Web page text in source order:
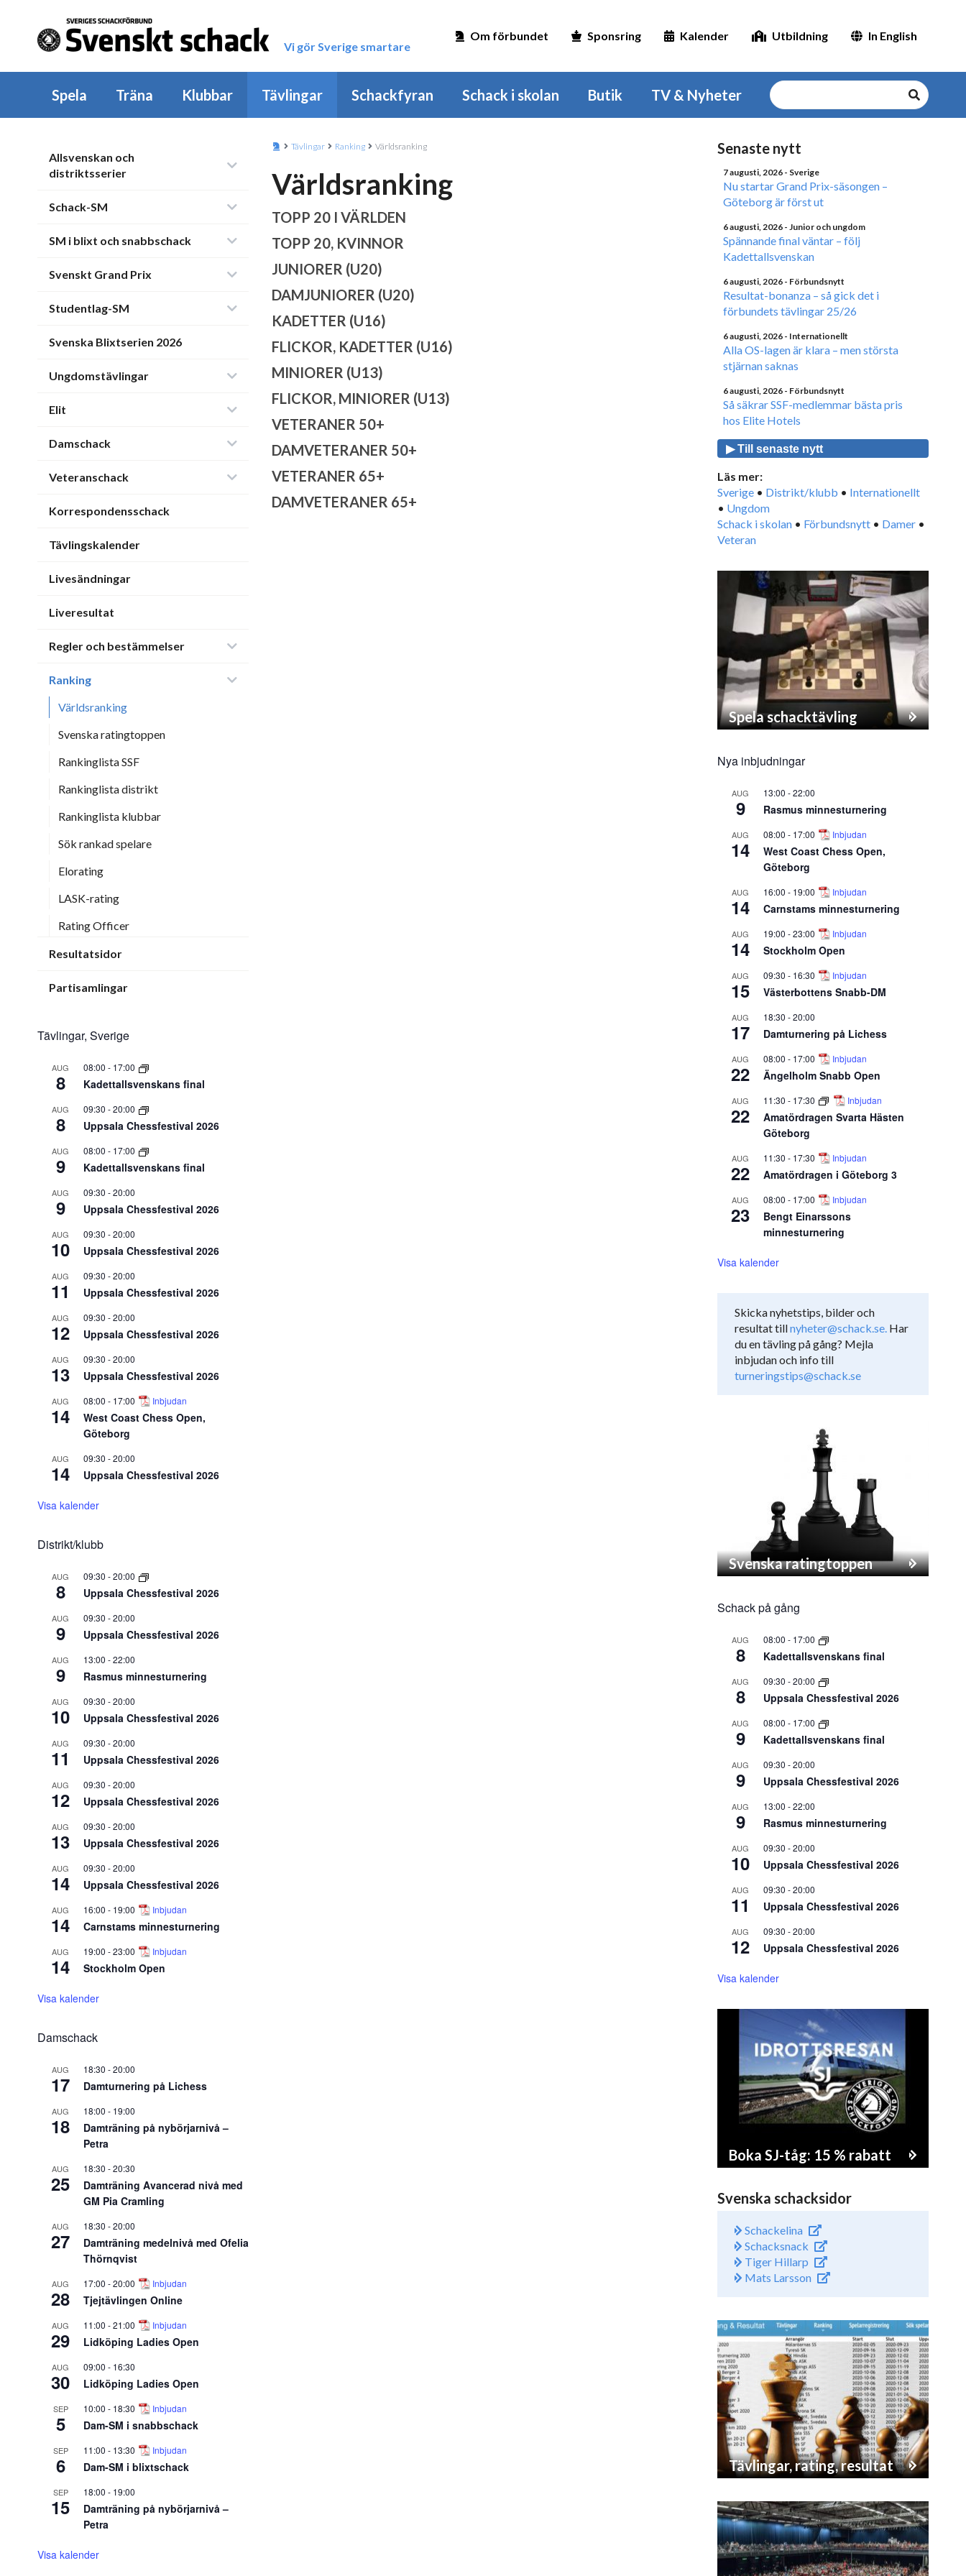
Vi gör Sverige smartare
Om förbundet Sponsring Kalender Utbildning In English
Spela Träna Klubbar Tävlingar Schackfyran Schack i skolan Butik TV & Nyheter
Allsvenskan och
distriktsserier
Schack-SM
SM i blixt och snabbschack
Svenskt Grand Prix
Studentlag-SM
Svenska Blixtserien 2026
Ungdomstävlingar
Elit
Damschack
Veteranschack
Korrespondensschack
Tävlingskalender
Livesändningar
Liveresultat
Regler och bestämmelser
Ranking
Världsranking
Svenska ratingtoppen
Rankinglista SSF
Rankinglista distrikt
Rankinglista klubbar
Sök rankad spelare
Elorating
LASK-rating
Rating Officer
Resultatsidor
Partisamlingar
Tävlingar, Sverige
AUG
8
08:00 - 17:00
Kadettallsvenskans final
AUG
8
09:30 -20:00
Uppsala Chessfestival 2026
AUG
9
08:00 - 17:00
Kadettallsvenskans final
AUG
9
09:30 -20:00
Uppsala Chessfestival 2026
AUG
10
09:30 -20:00
Uppsala Chessfestival 2026
AUG
11
09:30 -20:00
Uppsala Chessfestival 2026
AUG
12
09:30 -20:00
Uppsala Chessfestival 2026
AUG
13
09:30 -20:00
Uppsala Chessfestival 2026
AUG
14
08:00 - 17:00 Inbjudan
West Coast Chess Open,
Göteborg
AUG
14
09:30 -20:00
Uppsala Chessfestival 2026
Visa kalender
Distrikt/klubb
AUG
8
09:30 -20:00
Uppsala Chessfestival 2026
AUG
9
09:30 -20:00
Uppsala Chessfestival 2026
AUG
9
13:00 -22:00
Rasmus minnesturnering
AUG
10
09:30 -20:00
Uppsala Chessfestival 2026
AUG
11
09:30 -20:00
Uppsala Chessfestival 2026
AUG
12
09:30 -20:00
Uppsala Chessfestival 2026
AUG
13
09:30 -20:00
Uppsala Chessfestival 2026
AUG
14
09:30 -20:00
Uppsala Chessfestival 2026
AUG
14
16:00 - 19:00 Inbjudan
Carnstams minnesturnering
AUG
14
19:00 -23:00 Inbjudan
Stockholm Open
Visa kalender
Damschack
AUG
17
18:30 -20:00
Damturnering på Lichess
AUG
18
18:00 - 19:00
Damträning på nybörjarnivå –
Petra
AUG
25
18:30 -20:30
Damträning Avancerad nivå med
GM Pia Cramling
AUG
27
18:30 -20:00
Damträning medelnivå med Ofelia
Thörnqvist
AUG
28
17:00 -20:00 Inbjudan
Tjejtävlingen Online
AUG
29
11:00 -21:00 Inbjudan
Lidköping Ladies Open
AUG
30
09:00 - 16:30
Lidköping Ladies Open
SEP
5
10:00 - 18:30 Inbjudan
Dam-SM i snabbschack
SEP
6
11:00 - 13:30 Inbjudan
Dam-SM i blixtschack
SEP
15
18:00 - 19:00
Damträning på nybörjarnivå –
Petra
Visa kalender
Tävlingar Ranking Världsranking
Världsranking
TOPP 20 I VÄRLDEN
TOPP 20, KVINNOR
JUNIORER (U20)
DAMJUNIORER (U20)
KADETTER (U16)
FLICKOR, KADETTER (U16)
MINIORER (U13)
FLICKOR, MINIORER (U13)
VETERANER 50+
DAMVETERANER 50+
VETERANER 65+
DAMVETERANER 65+
Senaste nytt
7 augusti, 2026 - Sverige
Nu startar Grand Prix-säsongen –
Göteborg är först ut
6 augusti, 2026 - Junior och ungdom
Spännande final väntar – följ
Kadettallsvenskan
6 augusti, 2026 - Förbundsnytt
Resultat-bonanza – så gick det i
förbundets tävlingar 25/26
6 augusti, 2026 - Internationellt
Alla OS-lagen är klara – men största
stjärnan saknas
6 augusti, 2026 - Förbundsnytt
Så säkrar SSF-medlemmar bästa pris
hos Elite Hotels
▶ Till senaste nytt
Läs mer:
Sverige • Distrikt/klubb • Internationellt
• Ungdom
Schack i skolan • Förbundsnytt • Damer •
Veteran
Spela schacktävling
Nya inbjudningar
AUG
9
13:00 -22:00
Rasmus minnesturnering
AUG
14
08:00 - 17:00 Inbjudan
West Coast Chess Open,
Göteborg
AUG
14
16:00 - 19:00 Inbjudan
Carnstams minnesturnering
AUG
14
19:00 -23:00 Inbjudan
Stockholm Open
AUG
15
09:30 - 16:30 Inbjudan
Västerbottens Snabb-DM
AUG
17
18:30 -20:00
Damturnering på Lichess
AUG
22
08:00 - 17:00 Inbjudan
Ängelholm Snabb Open
AUG
22
11:30 - 17:30 Inbjudan
Amatördragen Svarta Hästen
Göteborg
AUG
22
11:30 - 17:30 Inbjudan
Amatördragen i Göteborg 3
AUG
23
08:00 - 17:00 Inbjudan
Bengt Einarssons
minnesturnering
Visa kalender
Skicka nyhetstips, bilder och
resultat tillnyheter@schack.se. Har
du en tävling på gång? Mejla
inbjudan och info till
turneringstips@schack.se
Svenska ratingtoppen
Schack på gång
AUG
8
08:00 - 17:00
Kadettallsvenskans final
AUG
8
09:30 -20:00
Uppsala Chessfestival 2026
AUG
9
08:00 - 17:00
Kadettallsvenskans final
AUG
9
09:30 -20:00
Uppsala Chessfestival 2026
AUG
9
13:00 -22:00
Rasmus minnesturnering
AUG
10
09:30 -20:00
Uppsala Chessfestival 2026
AUG
11
09:30 -20:00
Uppsala Chessfestival 2026
AUG
12
09:30 -20:00
Uppsala Chessfestival 2026
Visa kalender
Boka SJ-tåg: 15 % rabatt
Svenska schacksidor
Schackelina
Schacksnack
Tiger Hillarp
Mats Larsson
Tävlingar, rating, resultat